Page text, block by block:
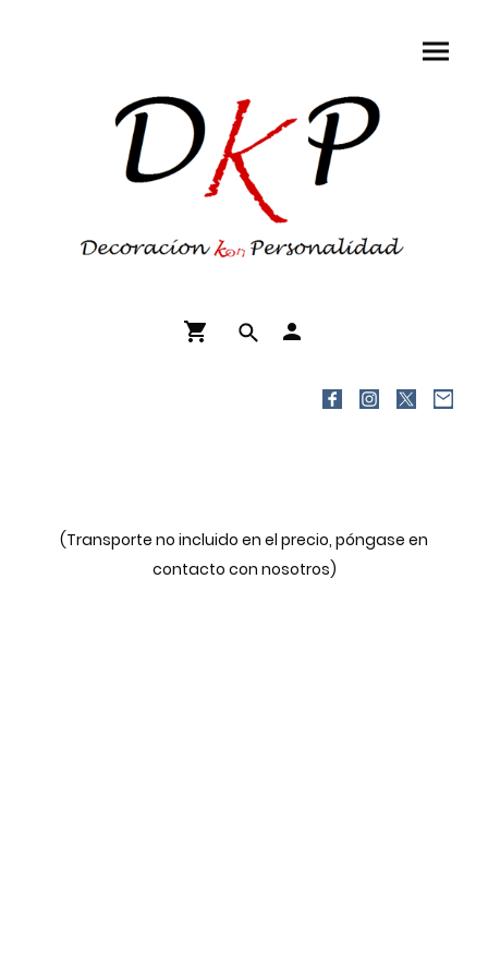
(Transporte no incluido en el precio, póngase en
contacto con nosotros)